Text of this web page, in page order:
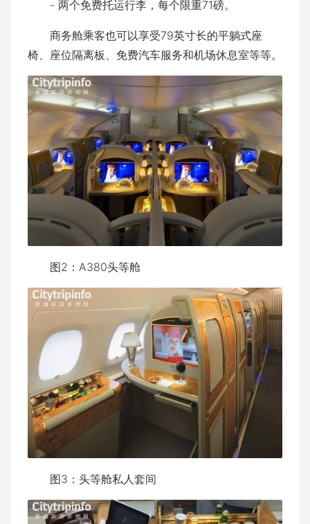
- 两个免费托运行李，每个限重71磅。
商务舱乘客也可以享受79英寸长的平躺式座
椅、座位隔离板、免费汽车服务和机场休息室等等。
图2：A380头等舱
图3：头等舱私人套间